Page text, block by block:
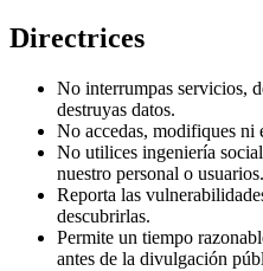
Directrices
No interrumpas servicios,
destruyas datos.
No accedas, modifiques ni
No utilices ingeniería
nuestro personal o usuarios.
Reporta las
descubrirlas.
Permite un tiempo
antes de la divulgación